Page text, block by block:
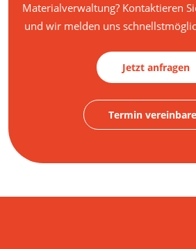
Materialverwaltung? Kontaktieren
und wir melden uns
Jetzt anfragen
Termin